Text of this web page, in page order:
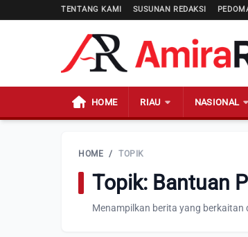
TENTANG KAMI SUSUNAN REDAKSI
HOME RIAU NASIONAL
HOME / TOPIK
Topik: Bantuan
Menampilkan berita yang